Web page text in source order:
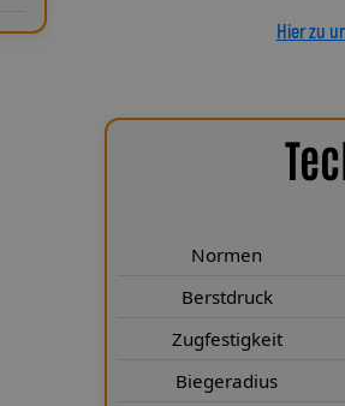
Hier zu
Normen
Berstdruck
Zugfestigkeit
Biegeradius